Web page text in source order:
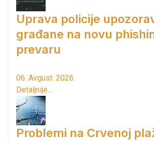
Uprava policije
građane na novu
prevaru
06. Avgust. 2026.
Detaljnije...
Problemi na Crvenoj